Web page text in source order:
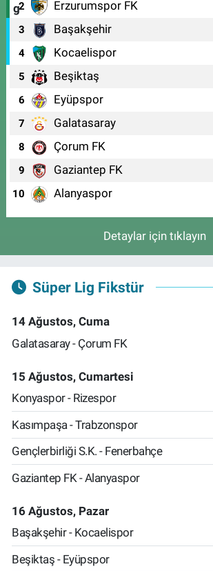
2 Erzurumspor FK
3 Başakşehir
4 Kocaelispor
5 Beşiktaş
6 Eyüpspor
7 Galatasaray
8 Çorum FK
9 Gaziantep FK
10 Alanyaspor
Detaylar için tıklayın
Süper Lig Fikstür
14 Ağustos, Cuma
Galatasaray - Çorum FK
15 Ağustos, Cumartesi
Konyaspor - Rizespor
Kasımpaşa - Trabzonspor
Gençlerbirliği S.K. - Fenerbahçe
Gaziantep FK - Alanyaspor
16 Ağustos, Pazar
Başakşehir - Kocaelispor
Beşiktaş - Eyüpspor